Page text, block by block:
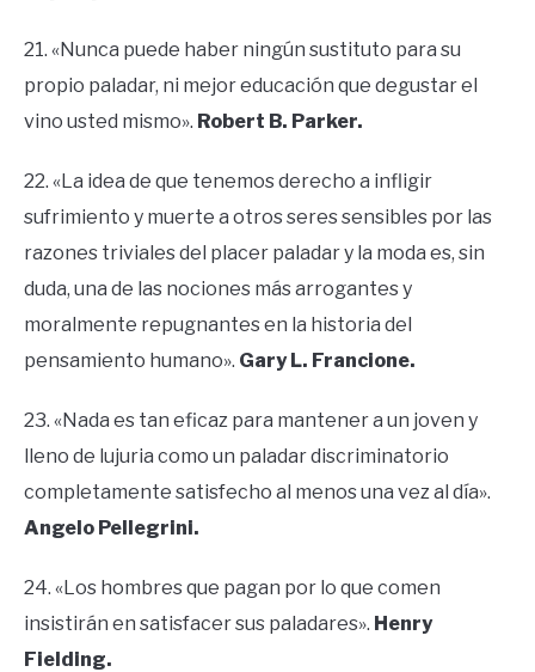
21. «Nunca puede haber ningún sustituto para su
propio paladar, ni mejor educación que degustar el
vino usted mismo». Robert B. Parker.
22. «La idea de que tenemos derecho a infligir
sufrimiento y muerte a otros seres sensibles por las
razones triviales del placer paladar y la moda es, sin
duda, una de las nociones más arrogantes y
moralmente repugnantes en la historia del
pensamiento humano». Gary L. Francione.
23. «Nada es tan eficaz para mantener a un joven y
lleno de lujuria como un paladar discriminatorio
completamente satisfecho al menos una vez al día».
Angelo Pellegrini.
24. «Los hombres que pagan por lo que comen
insistirán en satisfacer sus paladares». Henry
Fielding.